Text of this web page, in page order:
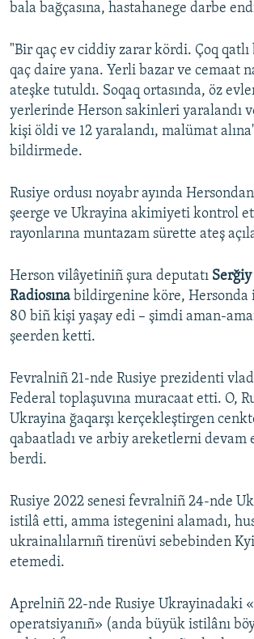
bala bağçasına, hastahanege darbe
"Bir qaç ev ciddiy zarar kördi. Çoq
qaç daire yana. Yerli bazar ve cemaat
ateşke tutuldı. Soqaq ortasında, öz
yerlerinde Herson sakinleri yaralandı
kişi öldi ve 12 yaralandı, malümat
bildirmede.
Rusiye ordusı noyabr ayında
şeerge ve Ukrayina akimiyeti kontrol
rayonlarına muntazam sürette ateş
Herson vilâyetiniñ şura deputatı
Radiosına bildirgenine köre, Hersonda
80 biñ kişi yaşay edi – şimdi aman-
şeerden ketti.
Fevralniñ 21-nde Rusiye prezidenti
Federal toplaşuvına muracaat etti. O,
Ukrayina ğaqarşı kerçekleştirgen
qabaatladı ve arbiy areketlerni devam
berdi.
Rusiye 2022 senesi fevralniñ 24-nde
istilâ etti, amma istegenini alamadı,
ukrainalılarnıñ tirenüvi sebebinden
etemedi.
Aprelniñ 22-nde Rusiye Ukrayinadaki
operatsiyanıñ» (anda büyük istilânı